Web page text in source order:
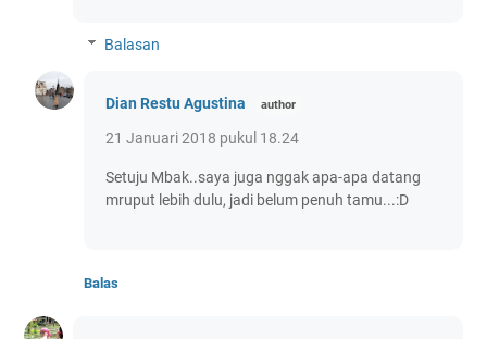
Balasan
Dian Restu Agustina
21 Januari 2018 pukul 18.24
Setuju Mbak..saya juga nggak apa-apa datang
mruput lebih dulu, jadi belum penuh tamu...:D
Balas